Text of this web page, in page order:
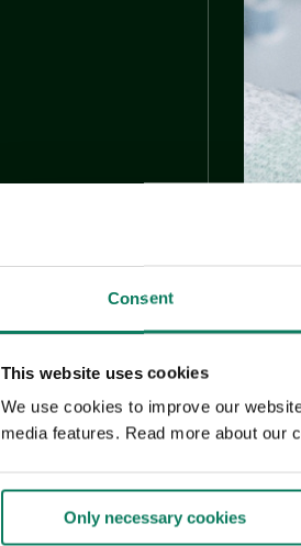
Consent
This website uses cookies
We use cookies to improve our
media features. Read more about our
Only necessary cookies